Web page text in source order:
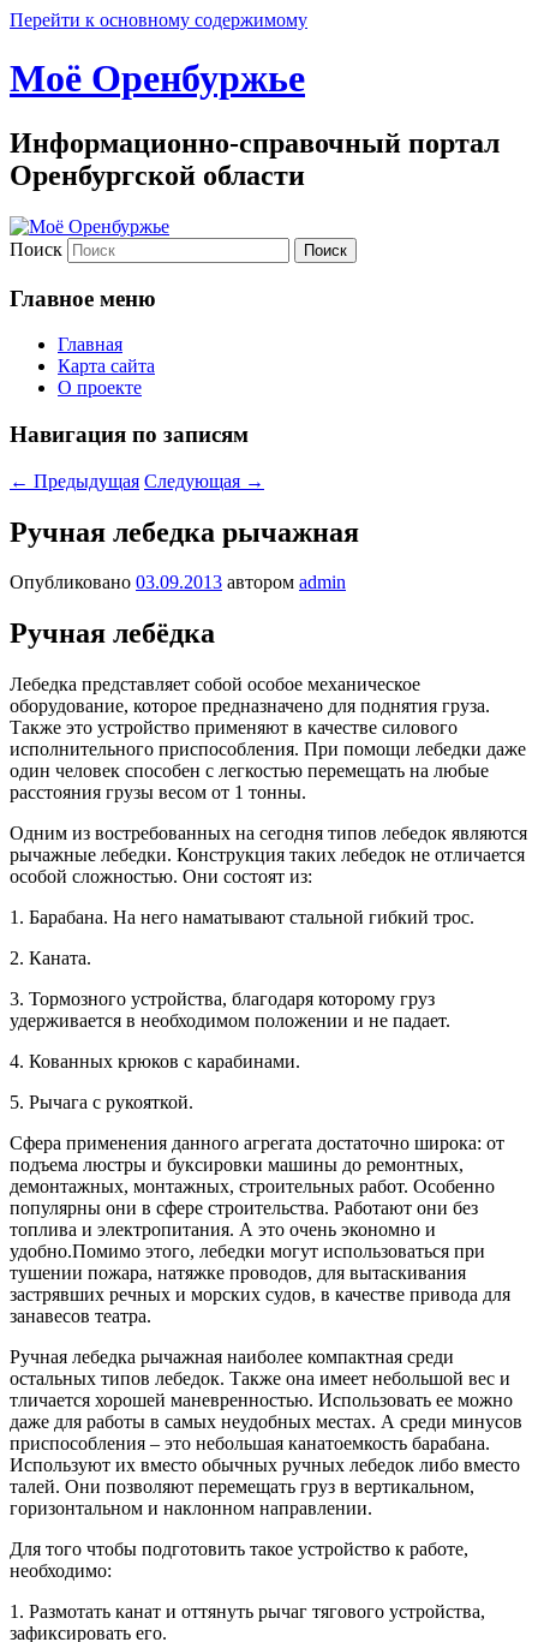
Перейти к основному содержимому
Моё Оренбуржье
Информационно-справочный портал
Оренбургской области
Поиск
Главное меню
Главная
Карта сайта
О проекте
Навигация по записям
← Предыдущая Следующая →
Ручная лебедка рычажная
Опубликовано 03.09.2013 автором admin
Ручная лебёдка
Лебедка представляет собой особое механическое
оборудование, которое предназначено для поднятия груза.
Также это устройство применяют в качестве силового
исполнительного приспособления. При помощи лебедки даже
один человек способен с легкостью перемещать на любые
расстояния грузы весом от 1 тонны.
Одним из востребованных на сегодня типов лебедок являются
рычажные лебедки. Конструкция таких лебедок не отличается
особой сложностью. Они состоят из:
1. Барабана. На него наматывают стальной гибкий трос.
2. Каната.
3. Тормозного устройства, благодаря которому груз
удерживается в необходимом положении и не падает.
4. Кованных крюков с карабинами.
5. Рычага с рукояткой.
Сфера применения данного агрегата достаточно широка: от
подъема люстры и буксировки машины до ремонтных,
демонтажных, монтажных, строительных работ. Особенно
популярны они в сфере строительства. Работают они без
топлива и электропитания. А это очень экономно и
удобно.Помимо этого, лебедки могут использоваться при
тушении пожара, натяжке проводов, для вытаскивания
застрявших речных и морских судов, в качестве привода для
занавесов театра.
Ручная лебедка рычажная наиболее компактная среди
остальных типов лебедок. Также она имеет небольшой вес и
тличается хорошей маневренностью. Использовать ее можно
даже для работы в самых неудобных местах. А среди минусов
приспособления – это небольшая канатоемкость барабана.
Используют их вместо обычных ручных лебедок либо вместо
талей. Они позволяют перемещать груз в вертикальном,
горизонтальном и наклонном направлении.
Для того чтобы подготовить такое устройство к работе,
необходимо:
1. Размотать канат и оттянуть рычаг тягового устройства,
зафиксировать его.